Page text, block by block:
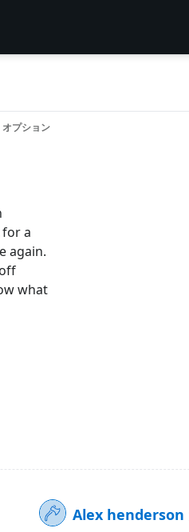
オプション
a
again.
what
Alex henderson